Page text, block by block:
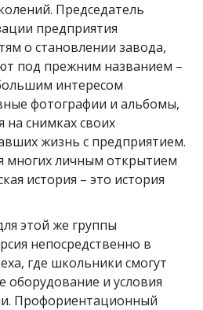
Председатель
предприятия
о становлении завода,
под прежним названием –
интересом
фотографии и альбомы,
на снимках своих
жизнь с предприятием.
многих личным открытием
история – это история
этой же группы
непосредственно в
где школьники смогут
оборудование и условия
Профориентационный